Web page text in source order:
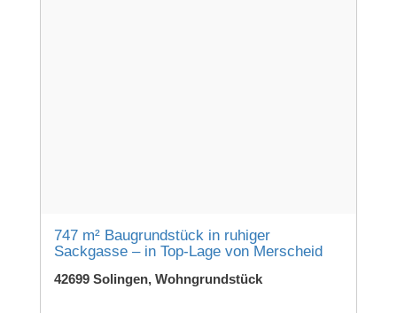
747 m² Baugrundstück in ruhiger
Sackgasse – in Top-Lage von Merscheid
42699 Solingen, Wohngrundstück